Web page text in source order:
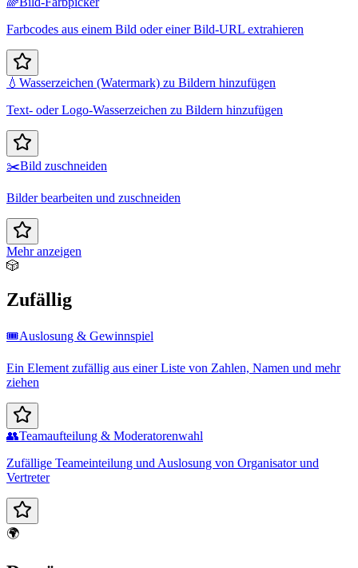
Farbcodes aus einem Bild oder einer Bild-URL extrahieren
💧 Wasserzeichen (Watermark) zu Bildern hinzufügen
Text- oder Logo-Wasserzeichen zu Bildern hinzufügen
✂️Bild zuschneiden
Bilder bearbeiten und zuschneiden
Mehr anzeigen
🎲
Zufällig
🎟️Auslosung & Gewinnspiel
Ein Element zufällig aus einer Liste von Zahlen, Namen und mehr
ziehen
👥Teamaufteilung & Moderatorenwahl
Zufällige Teameinteilung und Auslosung von Organisator und
Vertreter
🌍